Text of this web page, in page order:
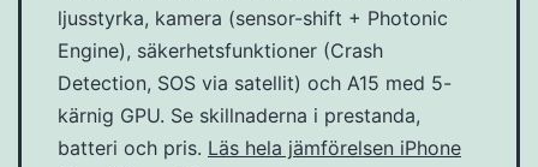
ljusstyrka, kamera (sensor-shift + Photonic
Engine), säkerhetsfunktioner (Crash
Detection, SOS via satellit) och A15 med 5-
kärnig GPU. Se skillnaderna i prestanda,
batteri och pris. Läs hela jämförelsen iPhone